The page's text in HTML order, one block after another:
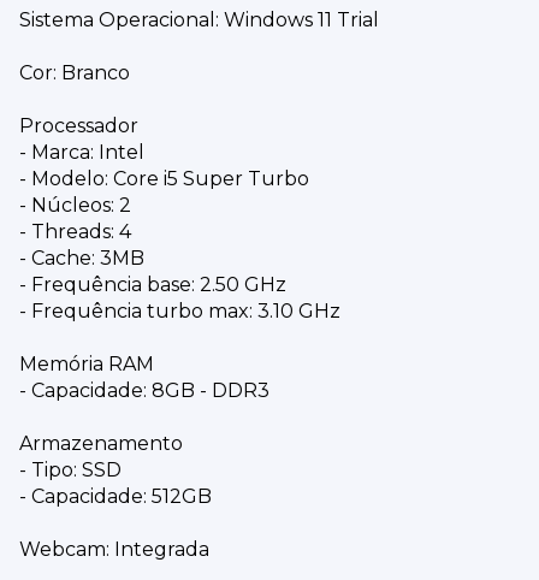
Sistema Operacional: Windows 11 Trial
Cor: Branco
Processador
- Marca: Intel
- Modelo: Core i5 Super Turbo
- Núcleos: 2
- Threads: 4
- Cache: 3MB
- Frequência base: 2.50 GHz
- Frequência turbo max: 3.10 GHz
Memória RAM
- Capacidade: 8GB - DDR3
Armazenamento
- Tipo: SSD
- Capacidade: 512GB
Webcam: Integrada